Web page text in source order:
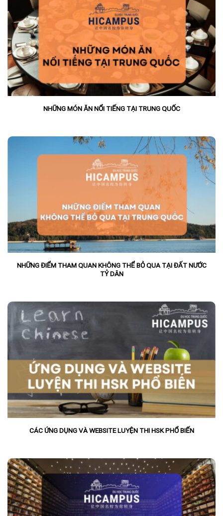
NHỮNG MÓN ĂN NỔI TIẾNG TẠI TRUNG QUỐC
NHỮNG ĐIỂM THAM QUAN KHÔNG THỂ BỎ QUA TẠI ĐẤT NƯỚC
TỶ DÂN
CÁC ỨNG DỤNG VÀ WEBSITE LUYỆN THI HSK PHỔ BIẾN